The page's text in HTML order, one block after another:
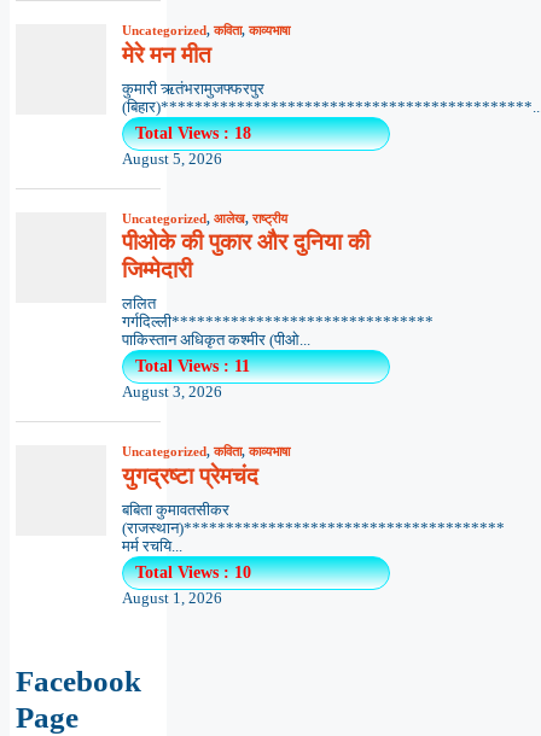
Uncategorized,कविता,काव्यभाषा
मेरे मन मीत
कुमारी ऋतंभरामुजफ्फरपुर
Total Views : 18
August 5, 2026
Uncategorized, आलेख,राष्ट्रीय
पीओके की पुकार और दुनिया की
जिम्मेदारी
ललित
गर्गदिल्ली*******************************
पाकिस्तान अधिकृत कश्मीर (पीओ...
Total Views : 11
August 3, 2026
Uncategorized,कविता,काव्यभाषा
युगद्रष्टा प्रेमचंद
बबिता कुमावतसीकर
(राजस्थान)**************************************
मर्म रचयि...
Total Views : 10
August 1, 2026
Facebook
Page